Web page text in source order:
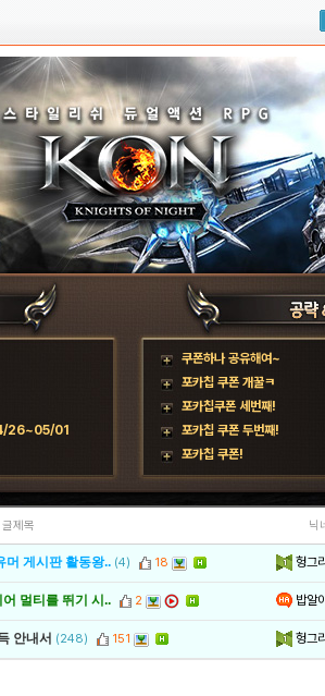
26~05/01
쿠폰하나 공유해여~
포카칩 쿠폰 개꿀ㅋ
포카칩쿠폰 세번째!
포카칩 쿠폰 두번째!
포카칩 쿠폰!
글제목 닉
머 게시판 활동왕.. (4) 18 헝그
멀티를 뛰기 시.. 2 밥알
안내서 (248) 151 헝그